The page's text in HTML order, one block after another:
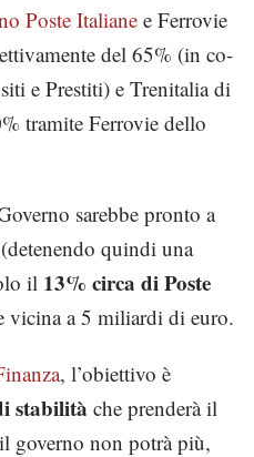
Poste Italiane e Ferrovie
del 65% (in co-
e Prestiti) e Trenitalia di
tramite Ferrovie dello
sarebbe pronto a
(detenendo quindi una
il 13% circa di Poste
vicina a 5 miliardi di euro.
, l’obiettivo è
stabilità che prenderà il
governo non potrà più,